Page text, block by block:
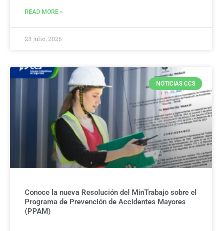
READ MORE »
28 julio, 2026
NOTICIAS CCS
Conoce la nueva Resolución del MinTrabajo sobre el
Programa de Prevención de Accidentes Mayores
(PPAM)